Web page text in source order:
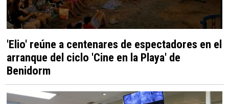
'Elio' reúne a centenares de espectadores en el
arranque del ciclo 'Cine en la Playa' de
Benidorm